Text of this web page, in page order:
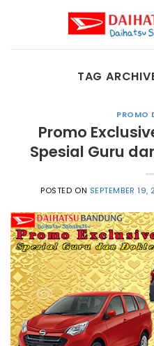
TAG
PROMO
Promo
Spesial Guru
POSTED ON SEPTEMBER 19,